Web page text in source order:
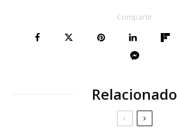
Compartir
Relacionado